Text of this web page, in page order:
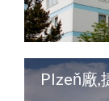
Plzeň廠,